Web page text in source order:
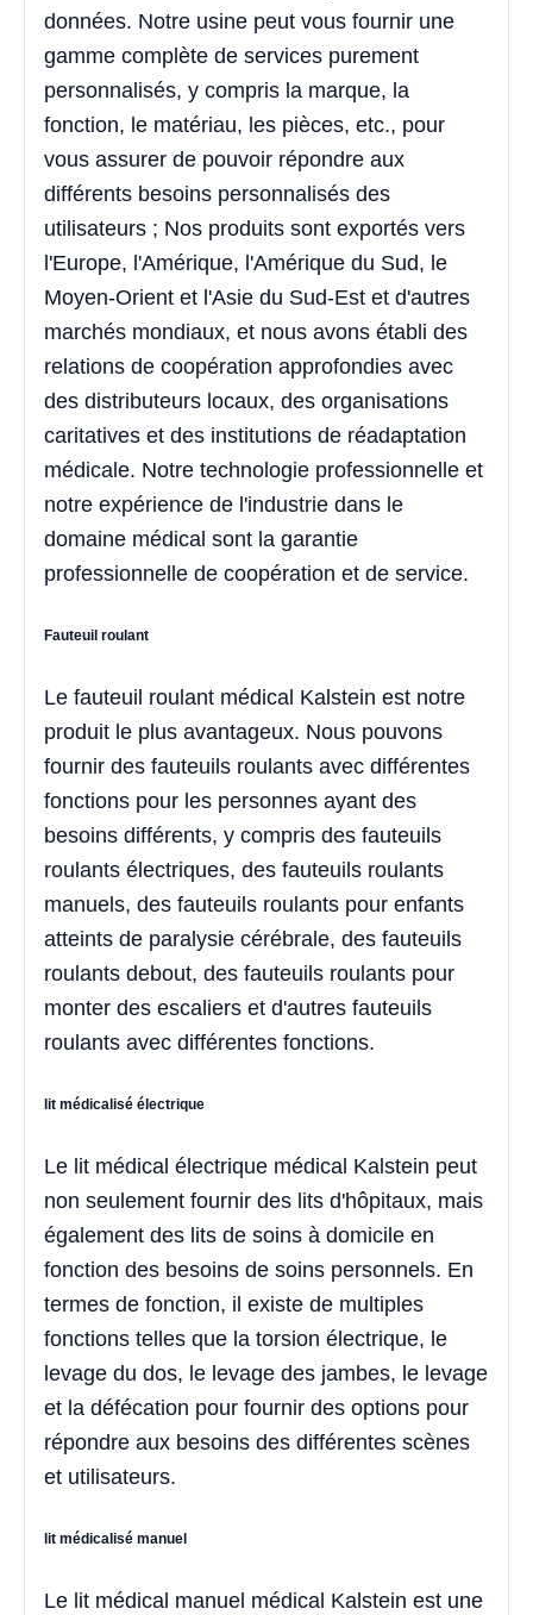
données. Notre usine peut vous fournir une
gamme complète de services purement
personnalisés, y compris la marque, la
fonction, le matériau, les pièces, etc., pour
vous assurer de pouvoir répondre aux
différents besoins personnalisés des
utilisateurs ; Nos produits sont exportés vers
l'Europe, l'Amérique, l'Amérique du Sud, le
Moyen-Orient et l'Asie du Sud-Est et d'autres
marchés mondiaux, et nous avons établi des
relations de coopération approfondies avec
des distributeurs locaux, des organisations
caritatives et des institutions de réadaptation
médicale. Notre technologie professionnelle et
notre expérience de l'industrie dans le
domaine médical sont la garantie
professionnelle de coopération et de service.
Fauteuil roulant
Le fauteuil roulant médical Kalstein est notre
produit le plus avantageux. Nous pouvons
fournir des fauteuils roulants avec différentes
fonctions pour les personnes ayant des
besoins différents, y compris des fauteuils
roulants électriques, des fauteuils roulants
manuels, des fauteuils roulants pour enfants
atteints de paralysie cérébrale, des fauteuils
roulants debout, des fauteuils roulants pour
monter des escaliers et d'autres fauteuils
roulants avec différentes fonctions.
lit médicalisé électrique
Le lit médical électrique médical Kalstein peut
non seulement fournir des lits d'hôpitaux, mais
également des lits de soins à domicile en
fonction des besoins de soins personnels. En
termes de fonction, il existe de multiples
fonctions telles que la torsion électrique, le
levage du dos, le levage des jambes, le levage
et la défécation pour fournir des options pour
répondre aux besoins des différentes scènes
et utilisateurs.
lit médicalisé manuel
Le lit médical manuel médical Kalstein est une